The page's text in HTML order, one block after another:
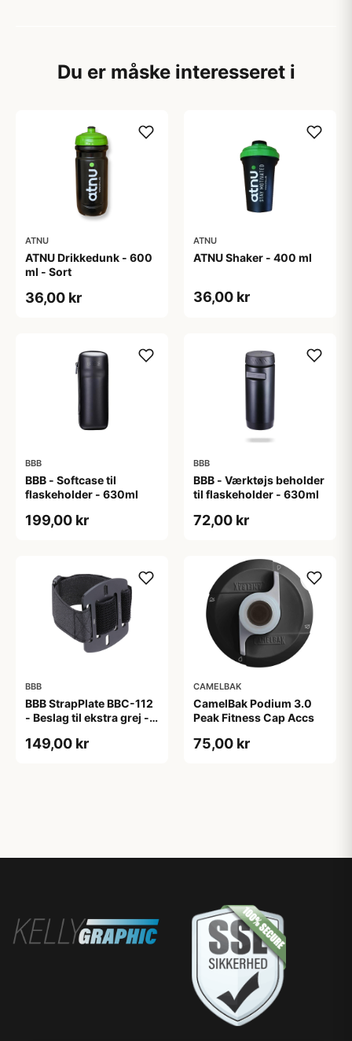
Du er måske interesseret i
ATNU
ATNU Drikkedunk - 600
ml - Sort
36,00 kr
ATNU
ATNU Shaker - 400 ml
36,00 kr
BBB
BBB - Softcase til
flaskeholder - 630ml
199,00 kr
BBB
BBB - Værktøjs beholder
til flaskeholder - 630ml
72,00 kr
BBB
BBB StrapPlate BBC-112
- Beslag til ekstra grej -
149,00 kr
CAMELBAK
CamelBak Podium 3.0
Peak Fitness Cap Accs
75,00 kr